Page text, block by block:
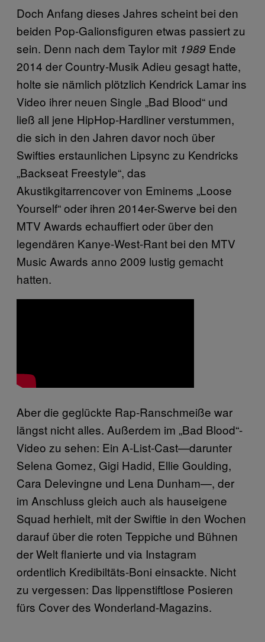
Doch Anfang dieses Jahres scheint bei den
beiden Pop-Galionsfiguren etwas passiert zu
sein. Denn nach dem Taylor mit 1989 Ende
2014 der Country-Musik Adieu gesagt hatte,
holte sie nämlich plötzlich Kendrick Lamar ins
Video ihrer neuen Single „Bad Blood“ und
ließ all jene HipHop-Hardliner verstummen,
die sich in den Jahren davor noch über
Swifties erstaunlichen Lipsync zu Kendricks
„Backseat Freestyle“, das
Akustikgitarrencover von Eminems „Loose
Yourself“ oder ihren 2014er-Swerve bei den
MTV Awards echauffiert oder über den
legendären Kanye-West-Rant bei den MTV
Music Awards anno 2009 lustig gemacht
hatten.
Aber die geglückte Rap-Ranschmeiße war
längst nicht alles. Außerdem im „Bad Blood“-
Video zu sehen: Ein A-List-Cast—darunter
Selena Gomez, Gigi Hadid, Ellie Goulding,
Cara Delevingne und Lena Dunham—, der
im Anschluss gleich auch als hauseigene
Squad herhielt, mit der Swiftie in den Wochen
darauf über die roten Teppiche und Bühnen
der Welt flanierte und via Instagram
ordentlich Kredibiltäts-Boni einsackte. Nicht
zu vergessen: Das lippenstiftlose Posieren
fürs Cover des Wonderland-Magazins.